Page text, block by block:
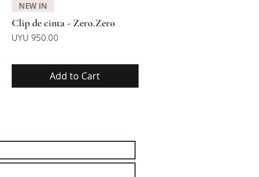
NEW IN
Clip de cinta - Zero.Zero
Price
UYU 950.00
Add to Cart